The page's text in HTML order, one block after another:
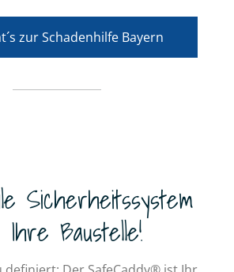
zur Schadenhilfe Bayern
Sicherheitssystem
Baustelle!